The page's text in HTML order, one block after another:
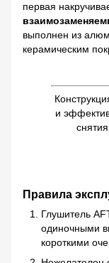
первая
выполнен из
керамическим
и
Правила
Глушитель
одиночными
короткими